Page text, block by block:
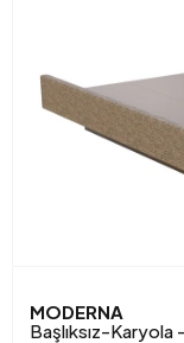
MODERNA
Başlıksız-Karyola